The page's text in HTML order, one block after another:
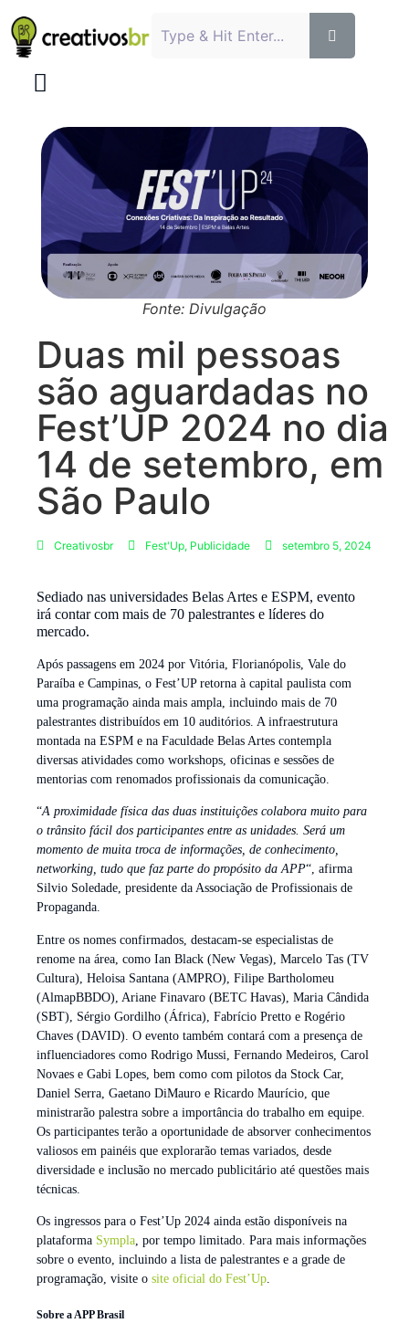
Fonte: Divulgação
Duas mil pessoas
são aguardadas no
Fest’UP 2024 no dia
14 de setembro, em
São Paulo
Creativosbr Fest'Up, Publicidade setembro 5, 2024
Sediado nas universidades Belas Artes e ESPM, evento
irá contar com mais de 70 palestrantes e líderes do
mercado.
Após passagens em 2024 por Vitória, Florianópolis, Vale do
Paraíba e Campinas, o Fest’UP retorna à capital paulista com
uma programação ainda mais ampla, incluindo mais de 70
palestrantes distribuídos em 10 auditórios. A infraestrutura
montada na ESPM e na Faculdade Belas Artes contempla
diversas atividades como workshops, oficinas e sessões de
mentorias com renomados profissionais da comunicação.
“A proximidade física das duas instituições colabora muito para
o trânsito fácil dos participantes entre as unidades. Será um
momento de muita troca de informações, de conhecimento,
networking, tudo que faz parte do propósito da APP“, afirma
Silvio Soledade, presidente da Associação de Profissionais de
Propaganda.
Entre os nomes confirmados, destacam-se especialistas de
renome na área, como Ian Black (New Vegas), Marcelo Tas (TV
Cultura), Heloisa Santana (AMPRO), Filipe Bartholomeu
(AlmapBBDO), Ariane Finavaro (BETC Havas), Maria Cândida
(SBT), Sérgio Gordilho (África), Fabrício Pretto e Rogério
Chaves (DAVID). O evento também contará com a presença de
influenciadores como Rodrigo Mussi, Fernando Medeiros, Carol
Novaes e Gabi Lopes, bem como com pilotos da Stock Car,
Daniel Serra, Gaetano DiMauro e Ricardo Maurício, que
ministrarão palestra sobre a importância do trabalho em equipe.
Os participantes terão a oportunidade de absorver conhecimentos
valiosos em painéis que explorarão temas variados, desde
diversidade e inclusão no mercado publicitário até questões mais
técnicas.
Os ingressos para o Fest’Up 2024 ainda estão disponíveis na
plataforma Sympla, por tempo limitado. Para mais informações
sobre o evento, incluindo a lista de palestrantes e a grade de
programação, visite o site oficial do Fest’Up.
Sobre a APP Brasil